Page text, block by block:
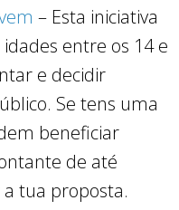
– Esta iniciativa
entre os 14 e
e decidir
Se tens uma
beneficiar
de até
tua proposta.